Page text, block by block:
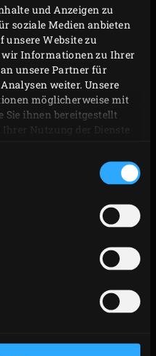
und Anzeigen zu
soziale Medien anbieten
unsere Website zu
wir Informationen zu Ihrer
unsere Partner für
weiter. Unsere
möglicherweise mit
Sie ihnen bereitgestellt
Nutzung der Dienste
NATUR